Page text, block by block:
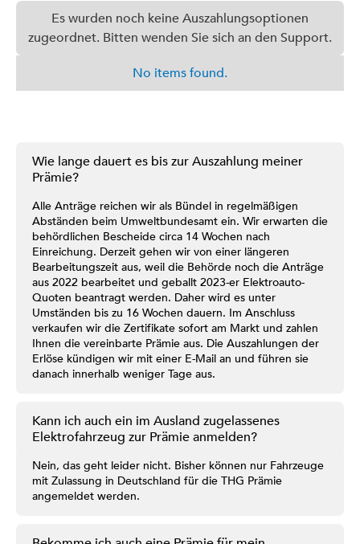
Es wurden noch keine Auszahlungsoptionen
zugeordnet. Bitten wenden Sie sich an den Support.
No items found.
Wie lange dauert es bis zur Auszahlung meiner
Prämie?
Alle Anträge reichen wir als Bündel in regelmäßigen
Abständen beim Umweltbundesamt ein. Wir erwarten die
behördlichen Bescheide circa 14 Wochen nach
Einreichung. Derzeit gehen wir von einer längeren
Bearbeitungszeit aus, weil die Behörde noch die Anträge
aus 2022 bearbeitet und geballt 2023-er Elektroauto-
Quoten beantragt werden. Daher wird es unter
Umständen bis zu 16 Wochen dauern. Im Anschluss
verkaufen wir die Zertifikate sofort am Markt und zahlen
Ihnen die vereinbarte Prämie aus. Die Auszahlungen der
Erlöse kündigen wir mit einer E-Mail an und führen sie
danach innerhalb weniger Tage aus.
Kann ich auch ein im Ausland zugelassenes
Elektrofahrzeug zur Prämie anmelden?
Nein, das geht leider nicht. Bisher können nur Fahrzeuge
mit Zulassung in Deutschland für die THG Prämie
angemeldet werden.